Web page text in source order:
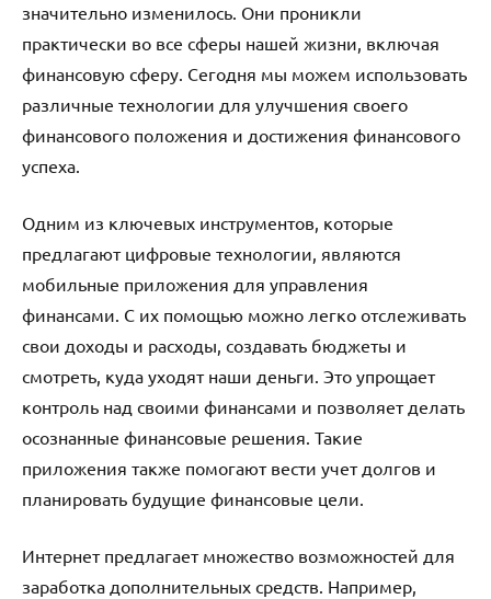
значительно изменилось. Они проникли
практически во все сферы нашей жизни, включая
финансовую сферу. Сегодня мы можем использовать
различные технологии для улучшения своего
финансового положения и достижения финансового
успеха.
Одним из ключевых инструментов, которые
предлагают цифровые технологии, являются
мобильные приложения для управления
финансами. С их помощью можно легко отслеживать
свои доходы и расходы, создавать бюджеты и
смотреть, куда уходят наши деньги. Это упрощает
контроль над своими финансами и позволяет делать
осознанные финансовые решения. Такие
приложения также помогают вести учет долгов и
планировать будущие финансовые цели.
Интернет предлагает множество возможностей для
заработка дополнительных средств. Например,